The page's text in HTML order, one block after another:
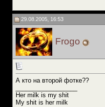
29.08.2005, 16:53
Frogo
А кто на второй фотке??
Her milk is my shit
My shit is her milk